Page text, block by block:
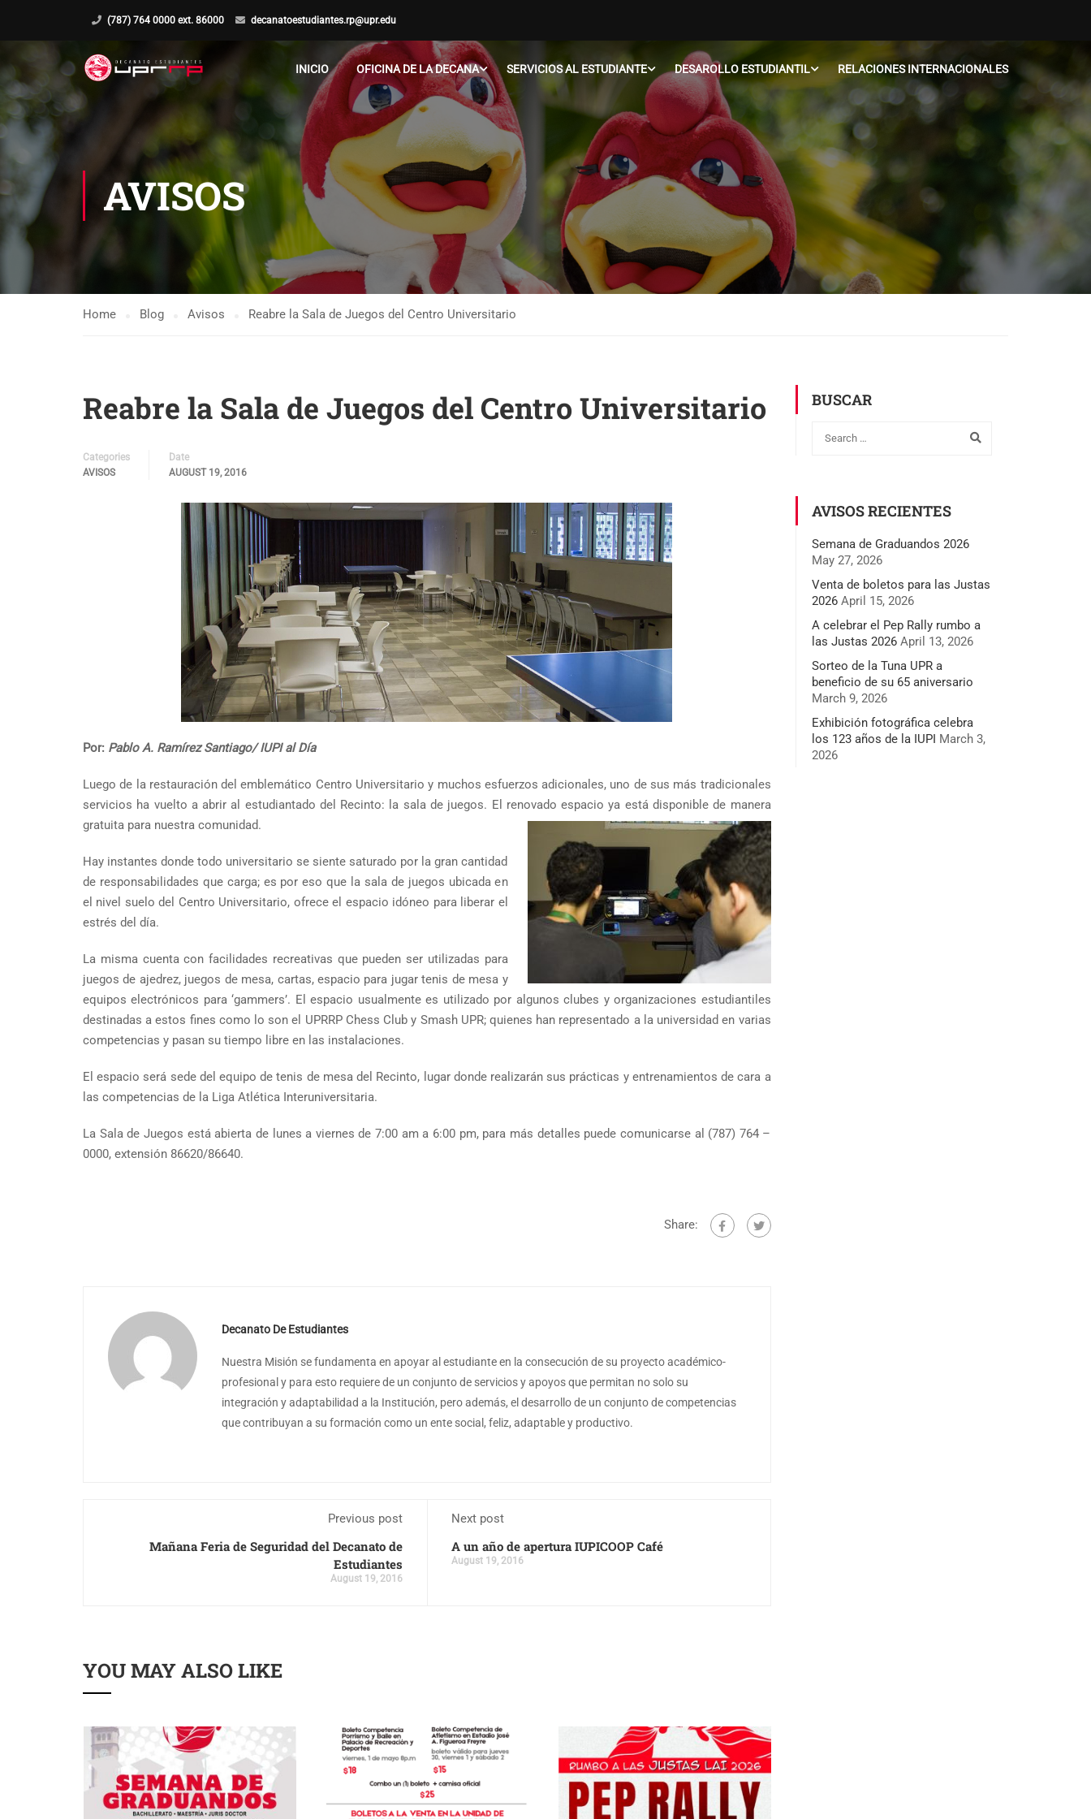
(787) 764 0000 ext. 86000 decanatoestudiantes.rp@upr.edu
INICIO OFICINA DE LA DECANA SERVICIOS AL ESTUDIANTE DESAROLLO ESTUDIANTIL RELACIONES INTERNACIONALES
AVISOS
Home Blog Avisos Reabre la Sala de Juegos del Centro Universitario
Reabre la Sala de Juegos del Centro Universitario
Categories
AVISOS
Date
AUGUST 19, 2016
Por: Pablo A. Ramírez Santiago/ IUPI al Día
Luego de la restauración del emblemático Centro Universitario y muchos esfuerzos adicionales, uno de sus más tradicionales
servicios ha vuelto a abrir al estudiantado del Recinto: la sala de juegos. El renovado espacio ya está disponible de manera
gratuita para nuestra comunidad.
Hay instantes donde todo universitario se siente saturado por la gran cantidad
de responsabilidades que carga; es por eso que la sala de juegos ubicada en
el nivel suelo del Centro Universitario, ofrece el espacio idóneo para liberar el
estrés del día.
La misma cuenta con facilidades recreativas que pueden ser utilizadas para
juegos de ajedrez, juegos de mesa, cartas, espacio para jugar tenis de mesa y
equipos electrónicos para ‘gammers’. El espacio usualmente es utilizado por algunos clubes y organizaciones estudiantiles
destinadas a estos fines como lo son el UPRRP Chess Club y Smash UPR; quienes han representado a la universidad en varias
competencias y pasan su tiempo libre en las instalaciones.
El espacio será sede del equipo de tenis de mesa del Recinto, lugar donde realizarán sus prácticas y entrenamientos de cara a
las competencias de la Liga Atlética Interuniversitaria.
La Sala de Juegos está abierta de lunes a viernes de 7:00 am a 6:00 pm, para más detalles puede comunicarse al (787) 764 –
0000, extensión 86620/86640.
Share:
Decanato De Estudiantes
Nuestra Misión se fundamenta en apoyar al estudiante en la consecución de su proyecto académico-
profesional y para esto requiere de un conjunto de servicios y apoyos que permitan no solo su
integración y adaptabilidad a la Institución, pero además, el desarrollo de un conjunto de competencias
que contribuyan a su formación como un ente social, feliz, adaptable y productivo.
Previous post
Mañana Feria de Seguridad del Decanato de
Estudiantes
August 19, 2016
Next post
A un año de apertura IUPICOOP Café
August 19, 2016
YOU MAY ALSO LIKE
BUSCAR
AVISOS RECIENTES
Semana de Graduandos 2026
May 27, 2026
Venta de boletos para las Justas
2026 April 15, 2026
A celebrar el Pep Rally rumbo a
las Justas 2026 April 13, 2026
Sorteo de la Tuna UPR a
beneficio de su 65 aniversario
March 9, 2026
Exhibición fotográfica celebra
los 123 años de la IUPI March 3,
2026